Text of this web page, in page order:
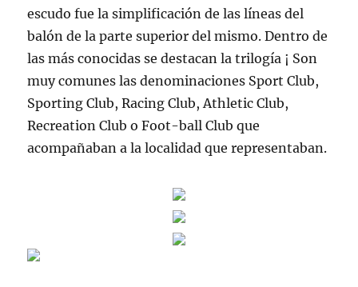
escudo fue la simplificación de las líneas del
balón de la parte superior del mismo. Dentro de
las más conocidas se destacan la trilogía ¡ Son
muy comunes las denominaciones Sport Club,
Sporting Club, Racing Club, Athletic Club,
Recreation Club o Foot-ball Club que
acompañaban a la localidad que representaban.